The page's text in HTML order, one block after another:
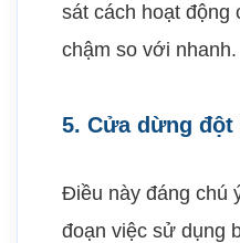
sát cách hoạt động
chậm so với nhanh.
5. Cửa dừng
Điều này đáng chú
đoạn việc sử dụng